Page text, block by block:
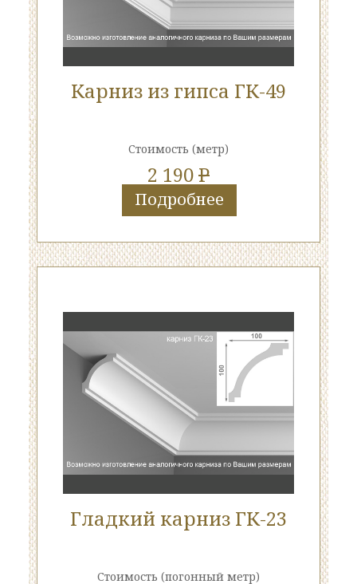
Карниз из гипса ГК-49
Стоимость (метр)
2 190P
Подробнее
Гладкий карниз ГК-23
Стоимость (погонный метр)